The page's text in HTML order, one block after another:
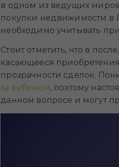
в одном из ведущих
покупки недвижимости в
необходимо учитывать
Стоит отметить, что в
касающееся
прозрачности сделок.
за рубежом, поэтому
данном вопросе и могут